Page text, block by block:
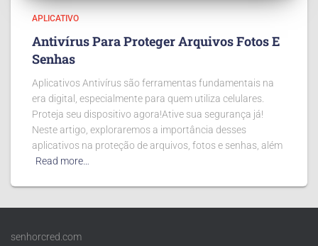
APLICATIVO
Antivírus Para Proteger Arquivos Fotos E
Senhas
Aplicativos Antivírus são ferramentas fundamentais na
era digital, especialmente para quem utiliza celulares.
Proteja seu dispositivo agora!Ative sua segurança já!
Neste artigo, exploraremos a importância desses
aplicativos na proteção de arquivos, fotos e senhas, além
Read more…
senhorcred.com